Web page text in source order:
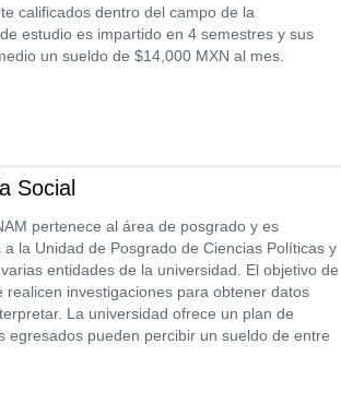
calificados dentro del campo de la
estudio es impartido en 4 semestres y sus
un sueldo de $14,000 MXN al mes.
Social
pertenece al área de posgrado y es
la Unidad de Posgrado de Ciencias Políticas y
entidades de la universidad. El objetivo de
investigaciones para obtener datos
La universidad ofrece un plan de
egresados pueden percibir un sueldo de entre